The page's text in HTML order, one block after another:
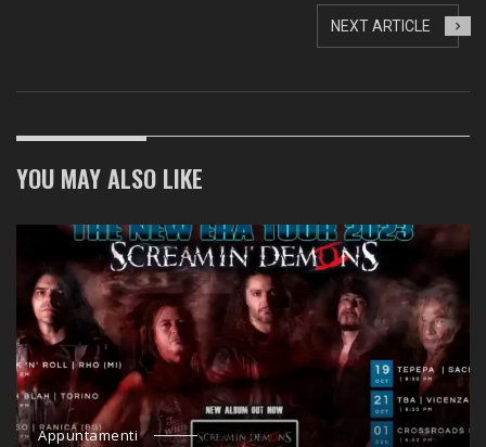
NEXT ARTICLE
YOU MAY ALSO LIKE
Appuntamenti